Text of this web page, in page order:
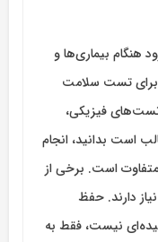
بیماری‌ها و
تست سلامت
تست‌های فیزیکی،
است بدانید، انجام
است. برخی از
دارند. حفظ
نیست، فقط به